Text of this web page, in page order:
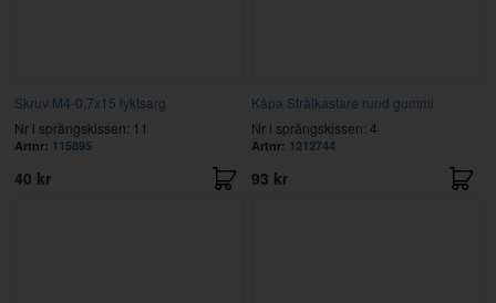
Skruv M4-0,7x15 lyktsarg
Nr i sprängskissen: 11
Artnr: 115895
40 kr
Kåpa Strålkastare rund gummi
Nr i sprängskissen: 4
Artnr: 1212744
93 kr